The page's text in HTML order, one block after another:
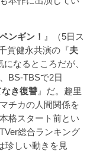
ンギン！ 』（5日ス
賀健永共演の『夫
なるところだが、
BS-TBSで2日
き復讐 』だ。趣里
チカの人間関係を
格スタート前とい
総合ランキング
珍しい動きを見